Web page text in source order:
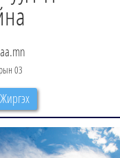
03
Жиргэх